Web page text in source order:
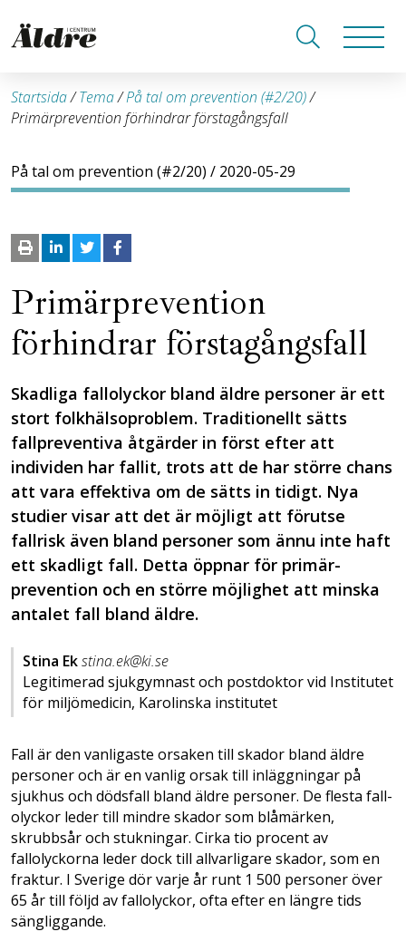
Startsida/Tema/På tal om prevention (#2/20)/
Primärprevention förhindrar förstagångsfall
På tal om prevention (#2/20) / 2020-05-29
Primärprevention
förhindrar förstagångsfall
Skadliga fallolyckor bland äldre personer är ett
stort folkhälsoproblem. Traditionellt sätts
fallpreventiva åtgärder in först efter att
individen har fallit, trots att de har större chans
att vara effektiva om de sätts in tidigt. Nya
studier visar att det är möjligt att förutse
fallrisk även bland personer som ännu inte haft
ett skadligt fall. Detta öppnar för primär­
prevention och en större möjlighet att minska
antalet fall bland äldre.
Stina Ekstina.ek@ki.se
Legitimerad sjukgymnast och postdoktor vid Institutet
för miljö­medicin, Karolinska institutet
Fall är den vanligaste orsaken till skador bland äldre
personer och är en vanlig orsak till inläggningar på
sjukhus och dödsfall bland äldre personer. De flesta fall­
olyckor leder till mindre skador som blåmärken,
skrubbsår och stukningar. Cirka tio procent av
fallolyckorna leder dock till allvarligare skador, som en
fraktur. I Sverige dör varje år runt 1 500 personer över
65 år till följd av fallolyckor, ofta efter en längre tids
sängliggande.